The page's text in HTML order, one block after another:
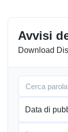
Avvisi
Download